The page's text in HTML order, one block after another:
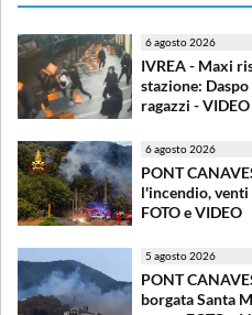
6 agosto 2026
IVREA - Maxi
stazione:
ragazzi - VIDEO
6 agosto 2026
PONT
l'incendio, venti
FOTO e VIDEO
5 agosto 2026
PONT
borgata Santa